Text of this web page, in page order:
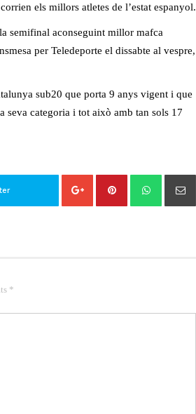
els millors atletes de l’estat espanyol.
semifinal aconseguint millor mafca
per Teledeporte el dissabte al vespre,
sub20 que porta 9 anys vigent i que
seva categoria i tot això amb tan sols 17
*